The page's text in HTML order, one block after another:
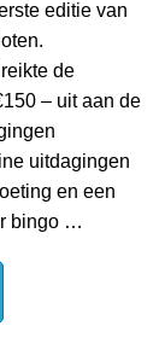
editie van
de
– uit aan de
uitdagingen
en een
bingo …